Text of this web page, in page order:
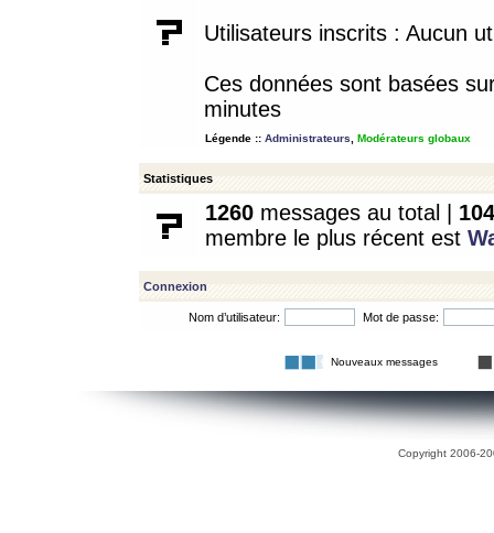
Utilisateurs inscrits : Aucun
Ces données sont basées
minutes
Légende :: Administrateurs Modérateurs globaux
Statistiques
1260 messages au total | 104
membre le plus récent est
Connexion
Nom d’utilisateur: Mot de passe:
Nouveaux messages
Copyright 2006-